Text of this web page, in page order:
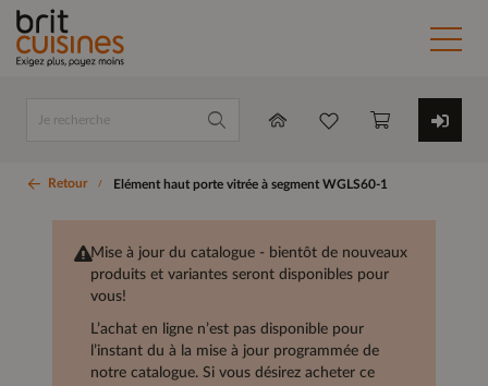
Retour Elément haut porte vitrée à segment WGLS60-1
Mise à jour du catalogue - bientôt de nouveaux
produits et variantes seront disponibles pour
vous!
L’achat en ligne n’est pas disponible pour
l’instant du à la mise à jour programmée de
notre catalogue. Si vous désirez acheter ce